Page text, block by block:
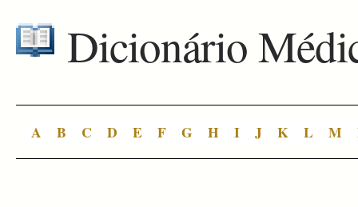
Dicionário
A B C D E F G H I J K L M